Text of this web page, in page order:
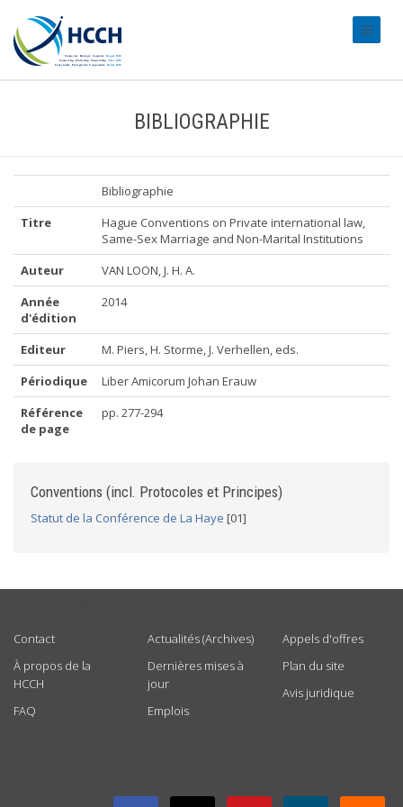
BIBLIOGRAPHIE
Bibliographie
Titre
Hague Conventions on Private international law,
Same-Sex Marriage and Non-Marital Institutions
Auteur
VAN LOON, J. H. A.
Année
d'édition
2014
Editeur
M. Piers, H. Storme, J. Verhellen, eds.
Périodique
Liber Amicorum Johan Erauw
Référence
de page
pp. 277-294
Conventions (incl. Protocoles et Principes)
Statut de la Conférence de La Haye [01]
Contact
À propos de la
HCCH
FAQ
Actualités (Archives)
Dernières mises à
jour
Emplois
Appels d'offres
Plan du site
Avis juridique